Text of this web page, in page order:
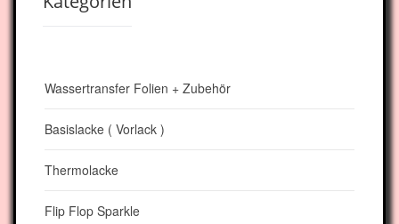
Wassertransfer Folien + Zubehör
Basislacke ( Vorlack )
Thermolacke
Flip Flop Sparkle